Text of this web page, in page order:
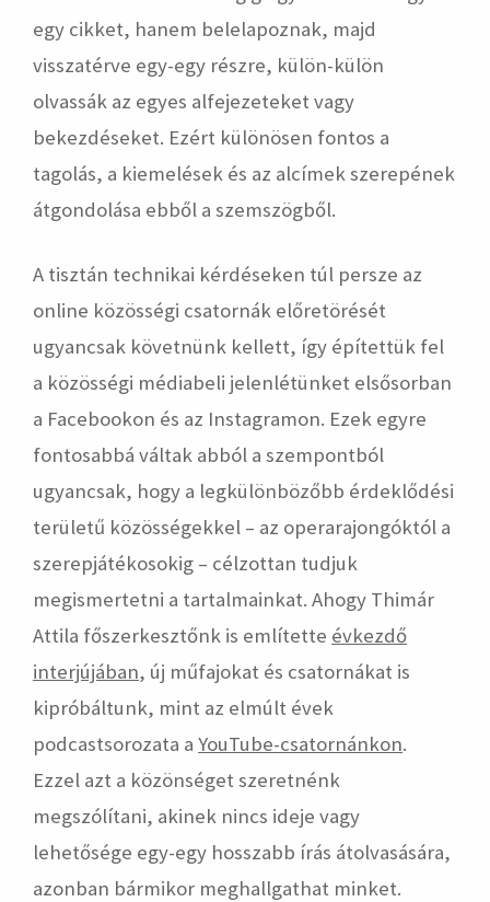
egy cikket, hanem belelapoznak, majd
visszatérve egy-egy részre, külön-külön
olvassák az egyes alfejezeteket vagy
bekezdéseket. Ezért különösen fontos a
tagolás, a kiemelések és az alcímek szerepének
átgondolása ebből a szemszögből.
A tisztán technikai kérdéseken túl persze az
online közösségi csatornák előretörését
ugyancsak követnünk kellett, így építettük fel
a közösségi médiabeli jelenlétünket elsősorban
a Facebookon és az Instagramon. Ezek egyre
fontosabbá váltak abból a szempontból
ugyancsak, hogy a legkülönbözőbb érdeklődési
területű közösségekkel – az operarajongóktól a
szerepjátékosokig – célzottan tudjuk
megismertetni a tartalmainkat. Ahogy Thimár
Attila főszerkesztőnk is említette évkezdő
interjújában, új műfajokat és csatornákat is
kipróbáltunk, mint az elmúlt évek
podcastsorozata a YouTube-csatornánkon.
Ezzel azt a közönséget szeretnénk
megszólítani, akinek nincs ideje vagy
lehetősége egy-egy hosszabb írás átolvasására,
azonban bármikor meghallgathat minket.